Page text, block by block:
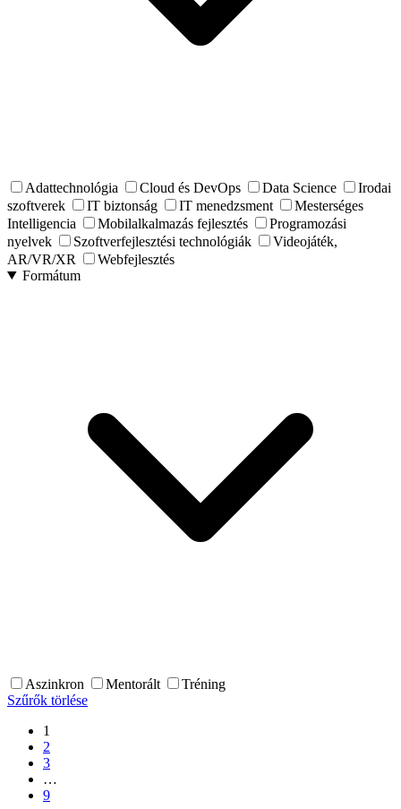
Adattechnológia Cloud és DevOps Data Science
Irodai
szoftverek
IT biztonság IT menedzsment
Mesterséges
Intelligencia
Mobilalkalmazás fejlesztés
Programozási
nyelvek
Szoftverfejlesztési technológiák
Videojáték,
AR/VR/XR
Webfejlesztés
Formátum
Aszinkron Mentorált
Tréning
Szűrők törlése
1
2
3
…
9